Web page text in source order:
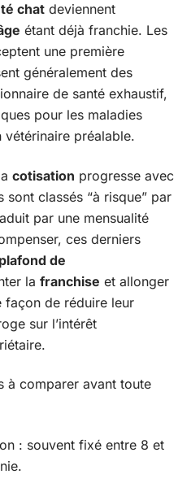
chat deviennent
étant déjà franchie. Les
une première
généralement des
de santé exhaustif,
pour les maladies
préalable.
cotisation progresse avec
sont classés “à risque” par
par une mensualité
ces derniers
plafond de
la franchise et allonger
façon de réduire leur
sur l’intérêt
à comparer avant toute
: souvent fixé entre 8 et